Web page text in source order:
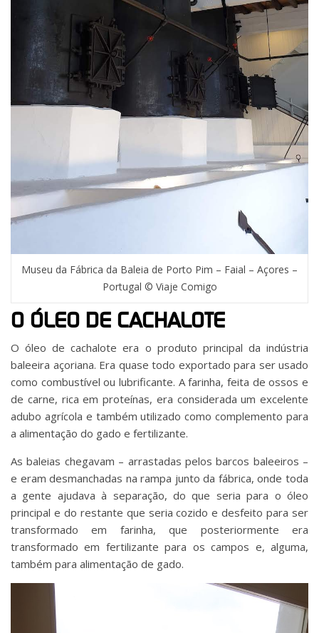
Museu da Fábrica da Baleia de Porto Pim – Faial – Açores –
Portugal © Viaje Comigo
O ÓLEO DE CACHALOTE
O óleo de cachalote era o produto principal da indústria
baleeira açoriana. Era quase todo exportado para ser usado
como combustível ou lubrificante. A farinha, feita de ossos e
de carne, rica em proteínas, era considerada um excelente
adubo agrícola e também utilizado como complemento para
a alimentação do gado e fertilizante.
As baleias chegavam – arrastadas pelos barcos baleeiros –
e eram desmanchadas na rampa junto da fábrica, onde toda
a gente ajudava à separação, do que seria para o óleo
principal e do restante que seria cozido e desfeito para ser
transformado em farinha, que posteriormente era
transformado em fertilizante para os campos e, alguma,
também para alimentação de gado.